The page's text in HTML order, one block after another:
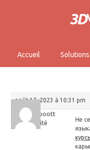
3D
Accueil Solutions
août 17, 2023 à 10:31 pm
Josephpoott
Invité
Не